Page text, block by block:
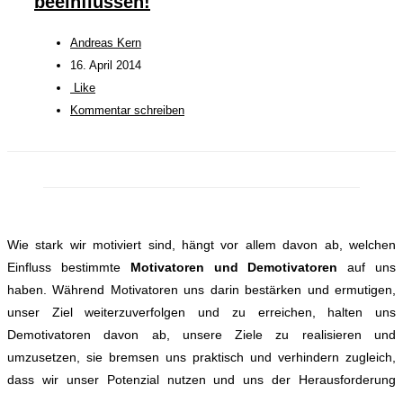
Andreas Kern
16. April 2014
Like
Kommentar schreiben
Wie stark wir motiviert sind, hängt vor allem davon ab, welchen
Einfluss bestimmte Motivatoren und Demotivatoren auf uns
haben. Während Motivatoren uns darin bestärken und ermutigen,
unser Ziel weiterzuverfolgen und zu erreichen, halten uns
Demotivatoren davon ab, unsere Ziele zu realisieren und
umzusetzen, sie bremsen uns praktisch und verhindern zugleich,
dass wir unser Potenzial nutzen und uns der Herausforderung